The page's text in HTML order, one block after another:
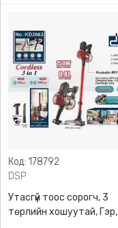
Код: 178792
DSP
Утасгүй тоос сорогч, 3
төрлийн хошуутай, Гэр,